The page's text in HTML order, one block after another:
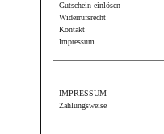
Gutschein einlösen
Widerrufsrecht
Kontakt
Impressum
IMPRESSUM
Zahlungsweise